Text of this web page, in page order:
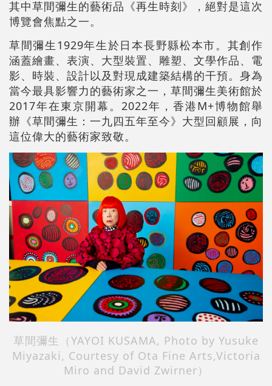
其中草間彌生的藝術品《再生時刻》，絕對是這次
博覽會焦點之一。
草間彌生 1929年生於日本長野縣松本市。其創作
涵蓋繪畫、表演、大型裝置、雕塑、文學作品、電
影、時裝、設計以及對現成建築結構的干預。身為
當今最具影響力的藝術家之一，草間彌生美術館於
2017年在東京開幕。2022年，香港M+博物館舉
辦《草間彌生：一九四五年至今》大型回顧展，向
這位偉大的藝術家致敬。
草間彌生（YAYOI KUSAMA, Photo by Yusuke
Miyazaki, Courtesy of Ota Fine Arts,Victoria
Miro and David Zwirner）